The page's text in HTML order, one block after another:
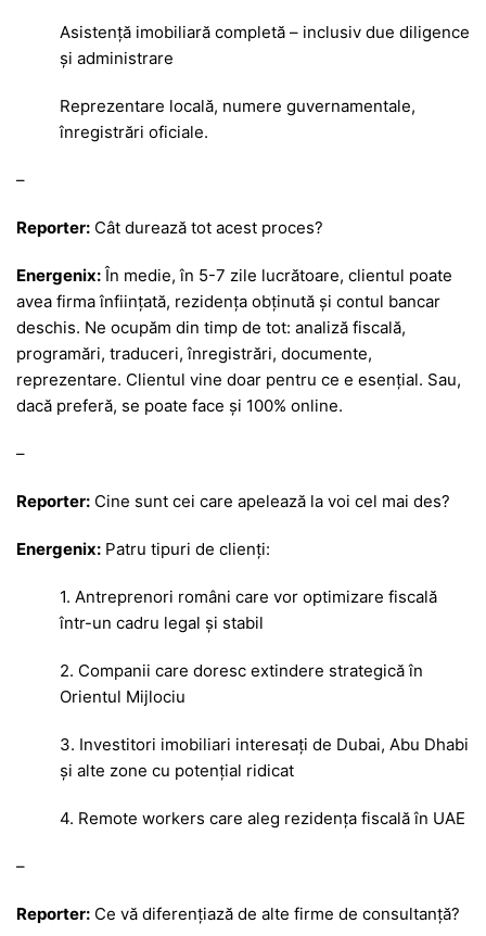
Asistență imobiliară completă – inclusiv due diligence
și administrare
Reprezentare locală, numere guvernamentale,
înregistrări oficiale.
–
Reporter: Cât durează tot acest proces?
Energenix: În medie, în 5-7 zile lucrătoare, clientul poate
avea firma înființată, rezidența obținută și contul bancar
deschis. Ne ocupăm din timp de tot: analiză fiscală,
programări, traduceri, înregistrări, documente,
reprezentare. Clientul vine doar pentru ce e esențial. Sau,
dacă preferă, se poate face și 100% online.
–
Reporter: Cine sunt cei care apelează la voi cel mai des?
Energenix: Patru tipuri de clienți:
1. Antreprenori români care vor optimizare fiscală
într-un cadru legal și stabil
2. Companii care doresc extindere strategică în
Orientul Mijlociu
3. Investitori imobiliari interesați de Dubai, Abu Dhabi
și alte zone cu potențial ridicat
4. Remote workers care aleg rezidența fiscală în UAE
–
Reporter: Ce vă diferențiază de alte firme de consultanță?